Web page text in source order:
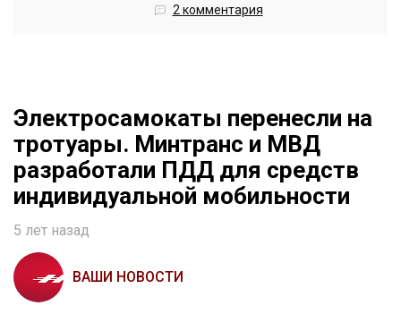
2 комментария
Электросамокаты перенесли на
тротуары. Минтранс и МВД
разработали ПДД для средств
индивидуальной мобильности
5 лет назад
ВАШИ НОВОСТИ